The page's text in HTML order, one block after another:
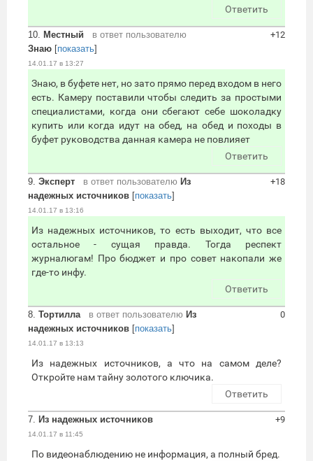
Ответить
10. Местный
в ответ пользователю
Знаю [показать]
14.01.17 в 13:27
+12
Знаю, в буфете нет, но зато прямо перед входом в него
есть. Камеру поставили чтобы следить за простыми
специалистами, когда они сбегают себе шоколадку
купить или когда идут на обед, на обед и походы в
буфет руководства данная камера не повлияет
Ответить
9. Эксперт в ответ пользователю Из
надежных источников [показать]
14.01.17 в 13:16
+18
Из надежных источников, то есть выходит, что все
остальное - сущая правда. Тогда респект
журналюгам! Про бюджет и про совет накопали же
где-то инфу.
Ответить
8. Тортилла в ответ пользователю Из
надежных источников [показать]
14.01.17 в 13:13
0
Из надежных источников, а что на самом деле?
Откройте нам тайну золотого ключика.
Ответить
7. Из надежных источников
14.01.17 в 11:45
+9
По видеонаблюдению не информация, а полный бред.